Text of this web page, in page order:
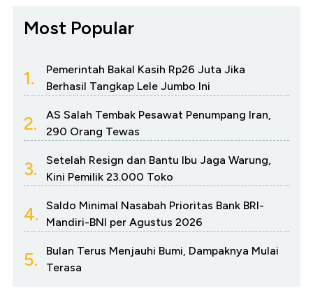
Most Popular
1.
Pemerintah Bakal Kasih Rp26 Juta Jika
Berhasil Tangkap Lele Jumbo Ini
2.
AS Salah Tembak Pesawat Penumpang Iran,
290 Orang Tewas
3.
Setelah Resign dan Bantu Ibu Jaga Warung,
Kini Pemilik 23.000 Toko
4.
Saldo Minimal Nasabah Prioritas Bank BRI-
Mandiri-BNI per Agustus 2026
5.
Bulan Terus Menjauhi Bumi, Dampaknya Mulai
Terasa